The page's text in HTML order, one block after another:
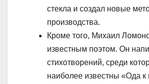
стекла и создал новые
производства.
Кроме того, Михаил
известным поэтом. Он
стихотворений, среди
наиболее известны «Ода